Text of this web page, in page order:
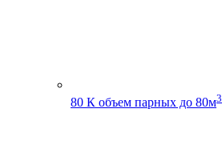
80 К объем парных до 80м3